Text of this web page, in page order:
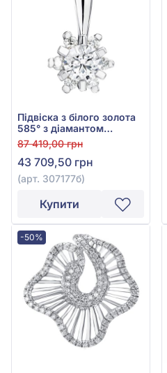
Підвіска з білого золота
585° з діамантом
0,363ct, арт. 307177б
87 419,00 грн
43 709,50 грн
(арт. 307177б)
Купити
-50%